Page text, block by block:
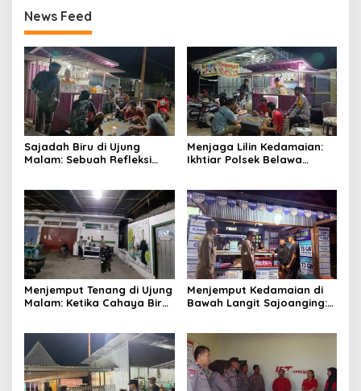
News Feed
Sajadah Biru di Ujung
Malam: Sebuah Refleksi
Menjaga Lilin Kedamaian:
Ikhtiar Polsek Belawa
Menjemput Tenang di Ujung
Malam: Ketika Cahaya Biru
Sabbangparu
Menjemput Kedamaian di
Bawah Langit Sajoanging:
Menjaga